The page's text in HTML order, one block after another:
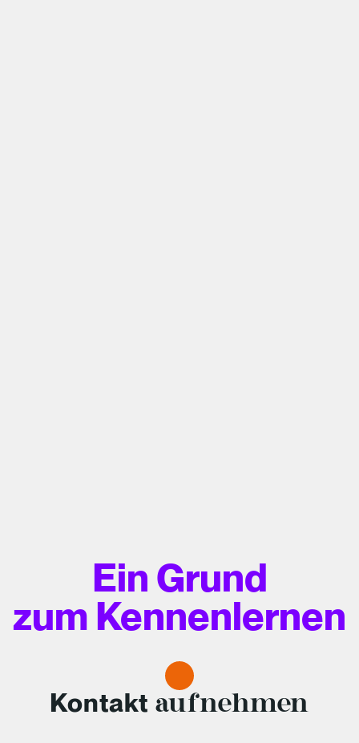
Ein Grund
zum Kennenlernen
Kontakt aufnehmen